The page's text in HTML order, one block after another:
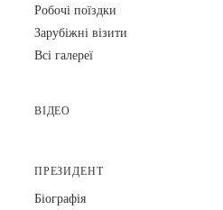
Робочі поїздки
Зарубіжні візити
Всі галереї
ВІДЕО
ПРЕЗИДЕНТ
Біографія